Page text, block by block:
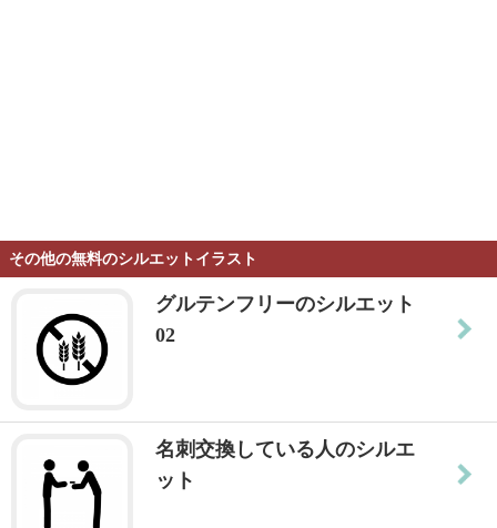
その他の無料のシルエットイラスト
グルテンフリーのシルエット
02
名刺交換している人のシルエ
ット